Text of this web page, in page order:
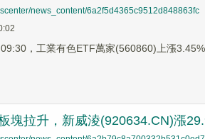
news_content/6a2f5d4365c9512d848863fc
，工業有色ETF萬家(560860)上漲
塊拉升，新威淩(920634.CN)漲